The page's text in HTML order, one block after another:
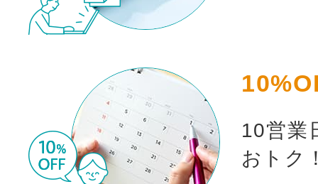
10営業
おトク